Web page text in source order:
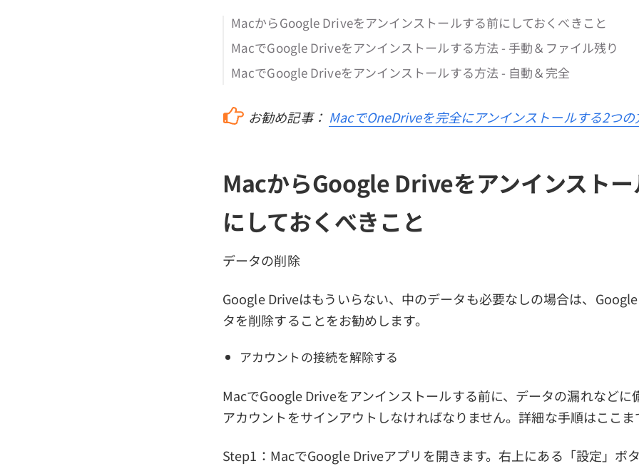
MacからGoogle Driveをアンインストールする前にしておくべきこと
MacでGoogle Driveをアンインストールする方法 - 手動＆ファイル残り
MacでGoogle Driveをアンインストールする方法 - 自動＆完全
お勧め記事： MacでOneDriveを完全にアンインストールする2つの
MacからGoogle Driveをアンインスト
にしておくべきこと
データの削除
Google Driveはもういらない、中のデータも必要なしの場合は、
タを削除することをお勧めします。
アカウントの接続を解除する
MacでGoogle Driveをアンインストールする前に、データの漏れなどに
アカウントをサインアウトしなければなりません。詳細な手順はここま
Step1：MacでGoogle Driveアプリを開きます。右上にある「設定」ボ